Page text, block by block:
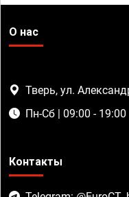
О нас
Тверь, ул.
Пн-Сб | 09:00 - 19:00
Контакты